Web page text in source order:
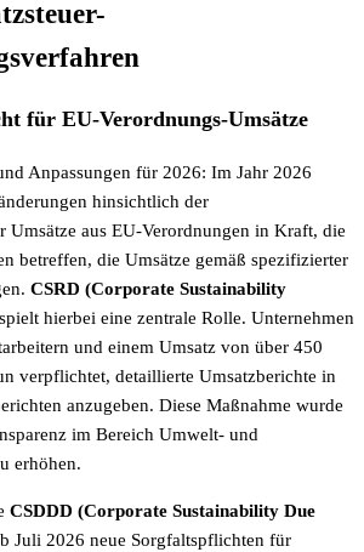
für EU-Verordnungs-Umsätze
Anpassungen für 2026: Im Jahr 2026
hinsichtlich der
aus EU-Verordnungen in Kraft, die
betreffen, die Umsätze gemäß spezifizierter
CSRD (Corporate Sustainability
spielt hierbei eine zentrale Rolle. Unternehmen
und einem Umsatz von über 450
verpflichtet, detaillierte Umsatzberichte in
anzugeben. Diese Maßnahme wurde
im Bereich Umwelt- und
erhöhen.
CSDDD (Corporate Sustainability Due
Juli 2026 neue Sorgfaltspflichten für